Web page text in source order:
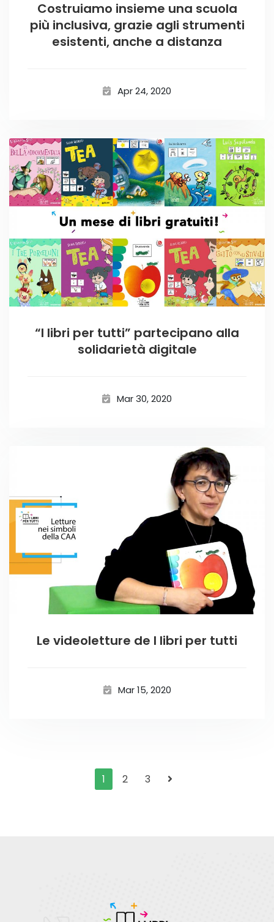
Costruiamo insieme una scuola
più inclusiva, grazie agli strumenti
esistenti, anche a distanza
Apr 24, 2020
“I libri per tutti” partecipano alla
solidarietà digitale
Mar 30, 2020
Le videoletture de I libri per tutti
Mar 15, 2020
1 2 3